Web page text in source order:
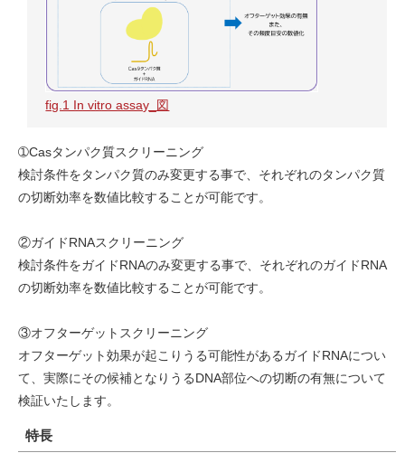
fig.1 In vitro assay_図
➀Casタンパク質スクリーニング
検討条件をタンパク質のみ変更する事で、それぞれのタンパク質
の切断効率を数値比較することが可能です。
②ガイドRNAスクリーニング
検討条件をガイドRNAのみ変更する事で、それぞれのガイドRNA
の切断効率を数値比較することが可能です。
③オフターゲットスクリーニング
オフターゲット効果が起こりうる可能性があるガイドRNAについ
て、実際にその候補となりうるDNA部位への切断の有無について
検証いたします。
特長